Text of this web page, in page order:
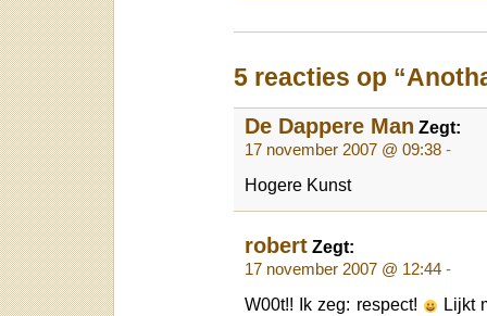
5 reacties op
De Dappere Man Zegt:
17 november 2007 @ 09:38 -
Hogere Kunst
robert Zegt:
17 november 2007 @ 12:44 -
W00t!! Ik zeg: respect!
Lijkt